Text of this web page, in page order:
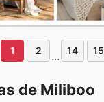
1 2 ... 14 15
de Miliboo